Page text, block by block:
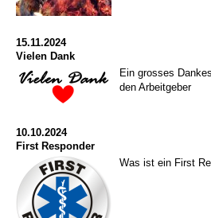
15.11.2024
Vielen Dank
Ein grosses
den Arbeitgeber
10.10.2024
First Responder
Was ist ein First